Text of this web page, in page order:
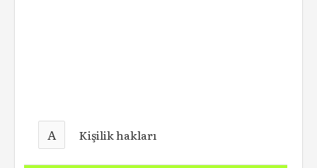
A Kişilik hakları